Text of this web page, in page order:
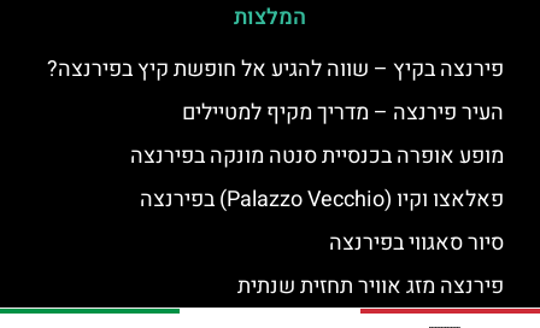
המלצות
פירנצה בקיץ – שווה להגיע אל חופשת קיץ בפירנצה?
העיר פירנצה – מדריך מקיף למטיילים
מופע אופרה בכנסיית סנטה מונקה בפירנצה
פאלאצו וקיו (Palazzo Vecchio) בפירנצה
סיור סאגווי בפירנצה
פירנצה מזג אוויר תחזית שנתית